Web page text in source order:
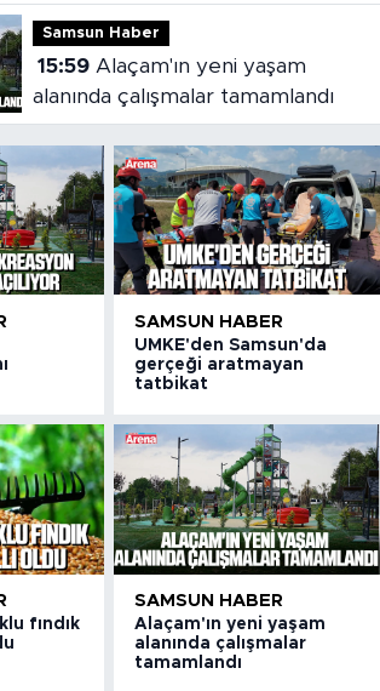
Samsun Haber
15:59Alaçam'ın yeni yaşam
alanında çalışmalar tamamlandı
SAMSUN HABER
UMKE'den Samsun'da
gerçeği aratmayan
tatbikat
fındık
SAMSUN HABER
Alaçam'ın yeni yaşam
alanında çalışmalar
tamamlandı